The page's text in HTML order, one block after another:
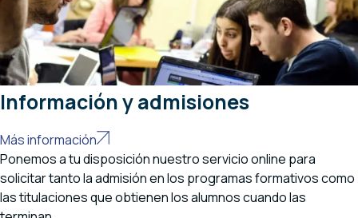
Información y admisiones
Más información
Ponemos a tu disposición nuestro servicio online para
solicitar tanto la admisión en los programas formativos como
las titulaciones que obtienen los alumnos cuando las